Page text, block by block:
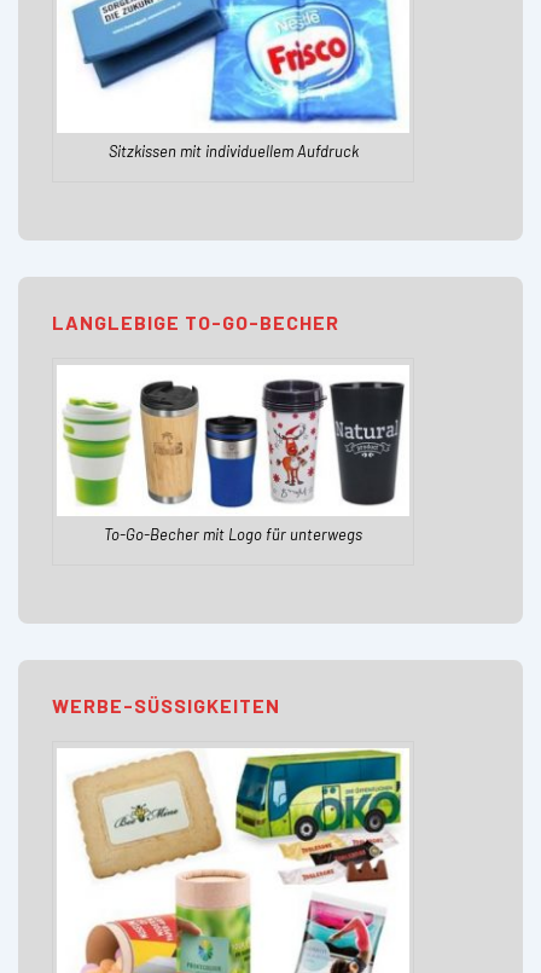
Sitzkissen mit individuellem Aufdruck
LANGLEBIGE TO-GO-BECHER
To-Go-Becher mit Logo für unterwegs
WERBE-SÜSSIGKEITEN